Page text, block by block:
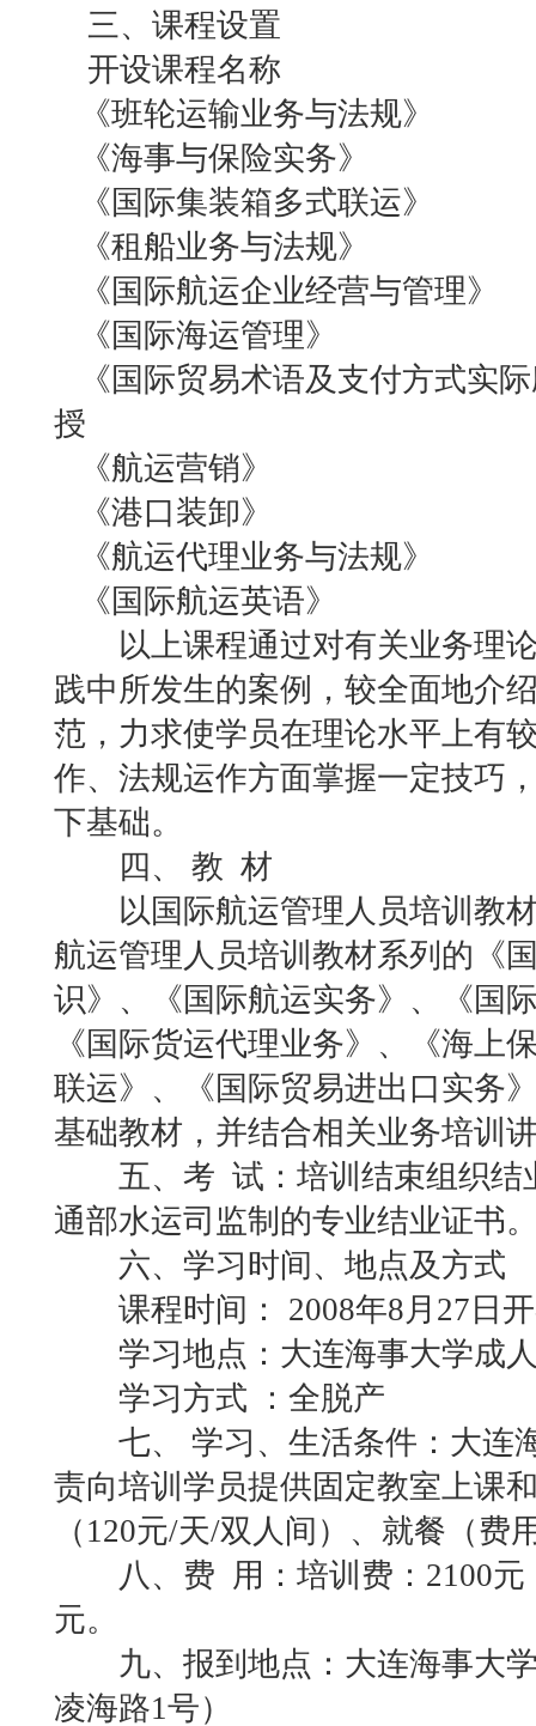
三、课程设置
开设课程名称
《班轮运输业务与法规
《海事与保险实务》
《国际集装箱多式联运
《租船业务与法规
《国际航运企业经营与管
《国际海运管理
《国际贸易术语及支付方式实
授
《航运营销》
《港口装卸》
《航运代理业务与法规
《国际航运英语》
以上课程通过对有关业务理论
践中所发生的案例，较全面地介
范，力求使学员在理论水平上有
作、法规运作方面掌握一定技巧
下基础。
四、 教 材
以国际航运管理人员培训教材
航运管理人员培训教材系列的《
识》、《国际航运实务》、《国
《国际货运代理业务》、《海上
联运》、《国际贸易进出口实务
基础教材，并结合相关业务培训
五、考 试：培训结束组织结
通部水运司监制的专业结业证书
六、学习时间、地点及方式
课程时间： 2008年8月27日开
学习地点：大连海事大学成人
学习方式 ：全脱产
七、 学习、生活条件：大连
责向培训学员提供固定教室上课
（120元/天/双人间）、就餐（费
八、费 用：培训费：2100元
元。
九、报到地点：大连海事大学
凌海路1号）